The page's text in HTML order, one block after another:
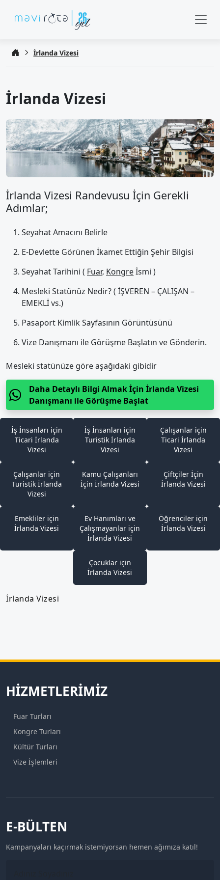
İrlanda Vizesi
İrlanda Vizesi
İrlanda Vizesi Randevusu İçin Gerekli
Adımlar;
Seyahat Amacını Belirle
E-Devlette Görünen İkamet Ettiğin Şehir Bilgisi
Seyahat Tarihini ( Fuar, Kongreİsmi )
Mesleki Statünüz Nedir? ( İŞVEREN – ÇALIŞAN –
EMEKLİ vs.)
Pasaport Kimlik Sayfasının Görüntüsünü
Vize Danışmanı ile Görüşme Başlatın ve Gönderin.
Mesleki statünüze göre aşağıdaki gibidir
Daha Detaylı Bilgi Almak İçin İrlanda Vizesi
Danışmanı ile Görüşme Başlat
İş İnsanları için
Ticari İrlanda
Vizesi
İş İnsanları için
Turistik İrlanda
Vizesi
Çalışanlar için
Ticari İrlanda
Vizesi
Çalışanlar için
Turistik İrlanda
Vizesi
Kamu Çalışanları
İçin İrlanda Vizesi
Çiftçiler İçin
İrlanda Vizesi
Emekliler için
İrlanda Vizesi
Ev Hanımları ve
Çalışmayanlar için
İrlanda Vizesi
Öğrenciler için
İrlanda Vizesi
Çocuklar için
İrlanda Vizesi
İrlanda Vizesi
HIZMETLERIMIZ
Fuar Turları
Kongre Turları
Kültür Turları
Vize İşlemleri
E-BÜLTEN
Kampanyaları kaçırmak istemiyorsan hemen ağımıza katıl!